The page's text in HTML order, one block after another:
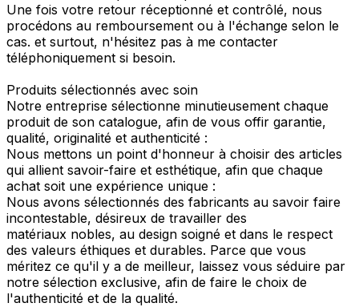
Une fois votre retour réceptionné et contrôlé, nous
procédons au remboursement ou à l'échange selon le
cas. et surtout, n'hésitez pas à me contacter
téléphoniquement si besoin.
Produits sélectionnés avec soin
Notre entreprise sélectionne minutieusement chaque
produit de son catalogue, afin de vous offir garantie,
qualité, originalité et authenticité :
Nous mettons un point d'honneur à choisir des articles
qui allient savoir-faire et esthétique, afin que chaque
achat soit une expérience unique :
Nous avons sélectionnés des fabricants au savoir faire
incontestable, désireux de travailler des
matériaux nobles, au design soigné et dans le respect
des valeurs éthiques et durables. Parce que vous
méritez ce qu'il y a de meilleur, laissez vous séduire par
notre sélection exclusive, afin de faire le choix de
l'authenticité et de la qualité.